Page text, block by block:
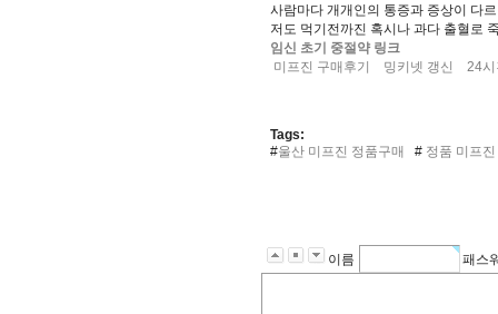
사람마다 개개인의 통증과 증상이 다
저도 먹기전까진 혹시나 과다 출혈로
임신 초기 중절약 링크
미프진 구매후기
밍키넷 갱신 24
Tags:
#울산 미프진 정품구매 # 정품 미프
이름 패스